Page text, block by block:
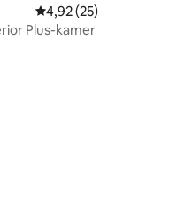
14 recensies
Gemiddelde
4,92 (25)
Plus-kamer